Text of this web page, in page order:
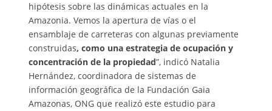
hipótesis sobre las dinámicas actuales en la
Amazonia. Vemos la apertura de vías o el
ensamblaje de carreteras con algunas previamente
construidas, como una estrategia de ocupación y
concentración de la propiedad”, indicó Natalia
Hernández, coordinadora de sistemas de
información geográfica de la Fundación Gaia
Amazonas, ONG que realizó este estudio para